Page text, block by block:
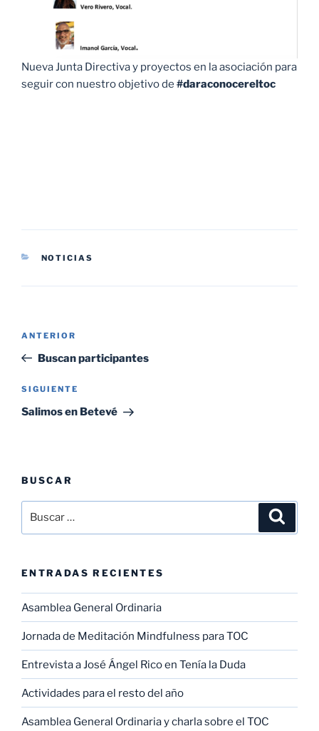
Nueva Junta Directiva y proyectos en la asociación para
seguir con nuestro objetivo de #daraconocereltoc
CATEGORÍAS
NOTICIAS
entradas
Entrada
anterior:
ANTERIOR
Buscan participantes
Siguiente
entrada
SIGUIENTE
Salimos en Betevé
BUSCAR
por:
ENTRADAS RECIENTES
Asamblea General Ordinaria
Jornada de Meditación Mindfulness para TOC
Entrevista a José Ángel Rico en Tenía la Duda
Actividades para el resto del año
Asamblea General Ordinaria y charla sobre el TOC